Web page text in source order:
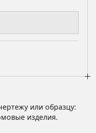
или образцу:
изделия.